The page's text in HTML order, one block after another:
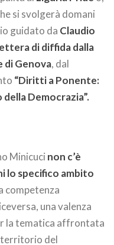
si svolgerà domani
guidato da Claudio
di diffida dalla
di Genova, dal
“Diritti a Ponente:
Democrazia”.
Minicuci non c’è
lo specifico ambito
competenza
una valenza
la tematica affrontata
territorio del